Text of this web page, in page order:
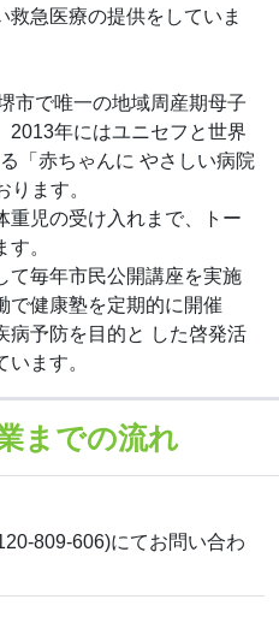
急医療の提供をしていま
市で唯一の地域周産期母子
2013年にはユニセフと世界
「赤ちゃんに やさしい病院
ります。
重児の受け入れまで、トー
。
て毎年市民公開講座を実施
で健康塾を定期的に開催
病予防を目的と した啓発活
ます。
までの流れ
809-606)にてお問い合わ